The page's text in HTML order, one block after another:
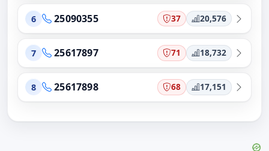
6 25090355 37 20,576
7 25617897 71 18,732
8 25617898 68 17,151